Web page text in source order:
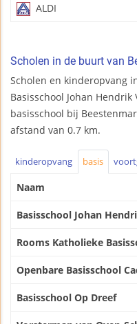
ALDI
Scholen in de buurt van
Scholen en kinderopvang
Basisschool Johan
basisschool bij
afstand van 0.7 km.
kinderopvang basis
Naam
Basisschool Johan
Rooms Katholieke
Openbare Basisschool
Basisschool Op Dreef